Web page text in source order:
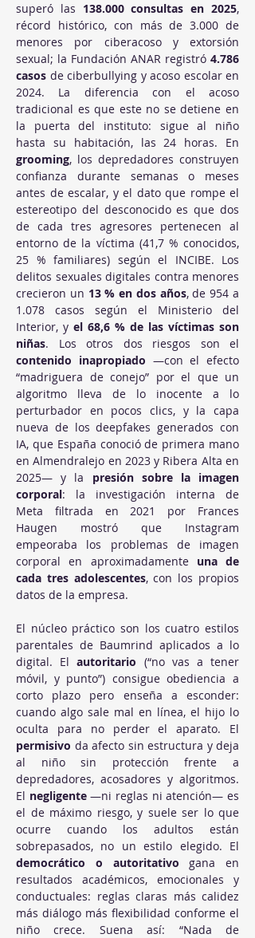
superó las 138.000 consultas en 2025,
récord histórico, con más de 3.000 de
menores por ciberacoso y extorsión
sexual; la Fundación ANAR registró 4.786
casos de ciberbullying y acoso escolar en
2024. La diferencia con el acoso
tradicional es que este no se detiene en
la puerta del instituto: sigue al niño
grooming, los depredadores construyen
confianza durante semanas o meses
antes de escalar, y el dato que rompe el
estereotipo del desconocido es que dos
de cada tres agresores pertenecen al
entorno de la víctima (41,7 % conocidos,
25 % familiares) según el INCIBE. Los
delitos sexuales digitales contra menores
crecieron un 13 % en dos años, de 954 a
1.078 casos según el Ministerio del
Interior, y el 68,6 % de las víctimas son
niñas
contenido inapropiado —con el efecto
“madriguera de conejo” por el que un
algoritmo lleva de lo inocente a lo
perturbador en pocos clics, y la capa
nueva de los deepfakes generados con
IA, que España conoció de primera mano
en Almendralejo en 2023 y Ribera Alta en
2025— y la presión sobre la imagen
corporal: la investigación interna de
Meta filtrada en 2021 por Frances
Haugen mostró que Instagram
empeoraba los problemas de imagen
corporal en aproximadamente una de
cada tres adolescentes, con los propios
datos de la empresa.
El núcleo práctico son los cuatro estilos
parentales de Baumrind aplicados a lo
digital. El autoritario (“no vas a tener
móvil, y punto”) consigue obediencia a
corto plazo pero enseña a esconder:
cuando algo sale mal en línea, el hijo lo
permisivo da afecto sin estructura y deja
al niño sin protección frente a
depredadores, acosadores y algoritmos.
El negligente —ni reglas ni atención— es
el de máximo riesgo, y suele ser lo que
ocurre cuando los adultos están
democrático o autoritativo gana en
resultados académicos, emocionales y
conductuales: reglas claras más calidez
más diálogo más flexibilidad conforme el
niño crece. Suena así: “Nada de